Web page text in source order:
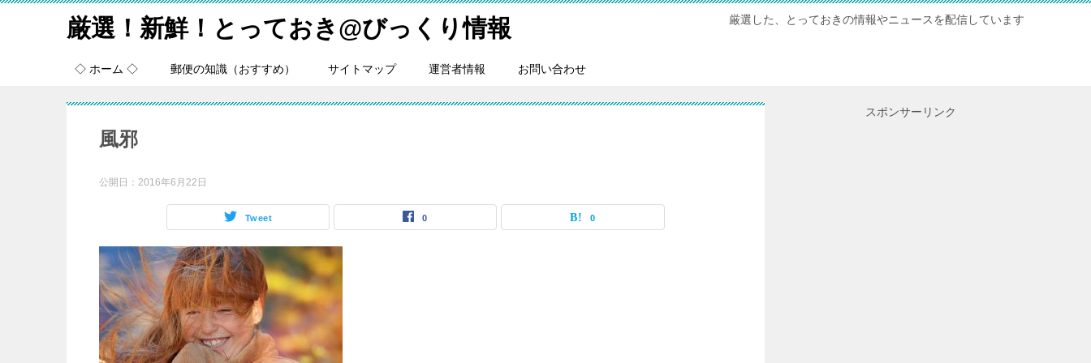
厳選！新鮮！とっておき@びっくり情報 厳選した、とっておきの情報やニュースを配信しています
◇ ホーム ◇ 郵便の知識（おすすめ） サイトマップ 運営者情報 お問い合わせ
風邪
公開日： 2016年6月22日
Tweet 0 0
スポンサーリンク